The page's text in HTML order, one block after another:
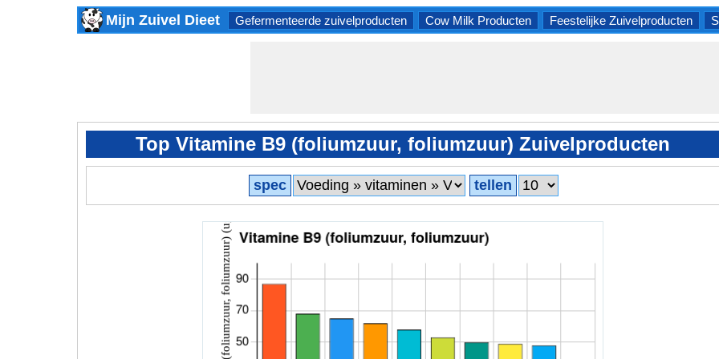
Mijn Zuivel Dieet Gefermenteerde zuivelproducten Cow Milk Producten Feestelijke Zuivelproducten
Top Vitamine B9 (foliumzuur, foliumzuur) Zuivelproducten
spec tellen